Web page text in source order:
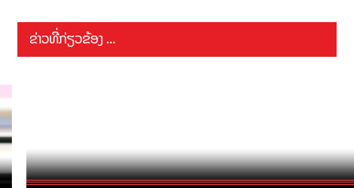
ຂ່າວທີ່ກ່ຽວຂ້ອງ ...